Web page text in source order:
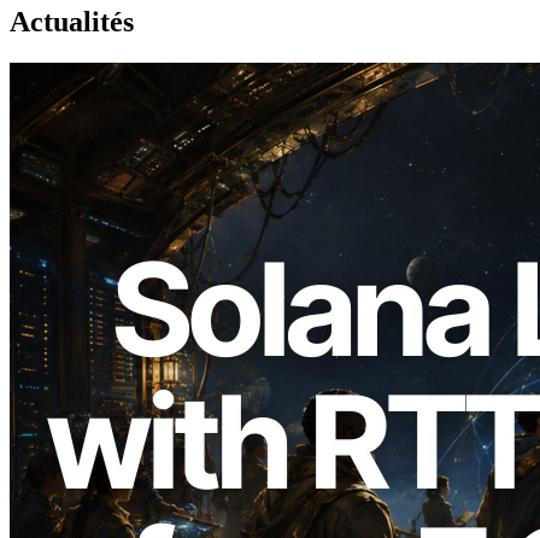
Actualités
2026.08.05
ERPC étend l’API Solana Leader Slot
avec la mesure du ping depuis 7 régions
du monde — l’API Validators
Information est également lancée